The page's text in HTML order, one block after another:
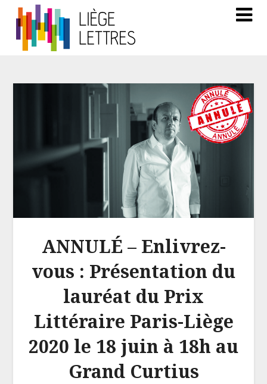
ANNULÉ – Enlivrez-
vous : Présentation du
lauréat du Prix
Littéraire Paris-Liège
2020 le 18 juin à 18h au
Grand Curtius